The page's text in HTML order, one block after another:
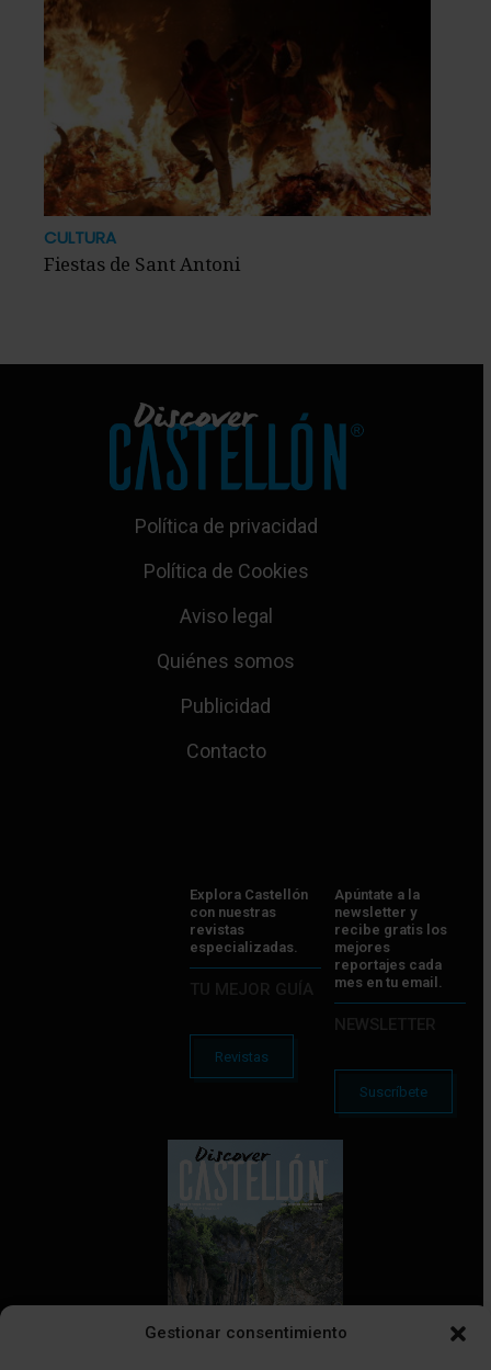
Gestionar consentimiento
CULTURA
Fiestas de Sant Antoni
Política de privacidad
Política de Cookies
Aviso legal
Quiénes somos
Publicidad
Contacto
Explora Castellón
con nuestras
revistas
especializadas.
TU MEJOR GUÍA
Revistas
Apúntate a la
newsletter y
recibe gratis los
mejores
reportajes cada
mes en tu email.
NEWSLETTER
Suscríbete